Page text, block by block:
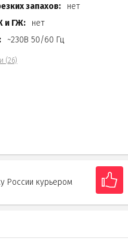
запахов:
нет
и ГЖ:
нет
~230В 50/60 Гц
(26)
России курьером